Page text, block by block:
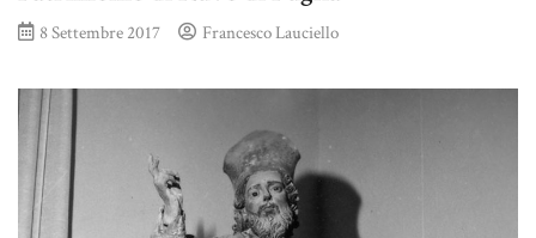
8 Settembre 2017 Francesco Lauciello